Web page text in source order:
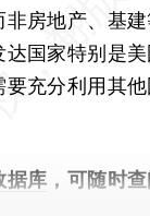
非房地产、基
达国家特别是
要充分利用其
据库 ，可随时